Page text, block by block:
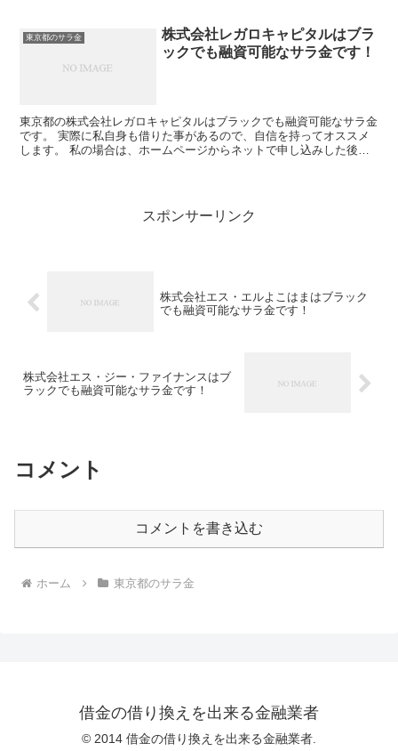
東京都のサラ金
株式会社レガロキャピタルはブラ
ックでも融資可能なサラ金です！
東京都の株式会社レガロキャピタルはブラックでも融資可能なサラ金
です。 実際に私自身も借りた事があるので、自信を持ってオススメ
します。 私の場合は、ホームページからネットで申し込みした後に
スポンサーリンク
株式会社エス・エルよこはまはブラック
でも融資可能なサラ金です！
株式会社エス・ジー・ファイナンスはブ
ラックでも融資可能なサラ金です！
コメント
コメントを書き込む
ホーム 東京都のサラ金
借金の借り換えを出来る金融業者
© 2014 借金の借り換えを出来る金融業者.